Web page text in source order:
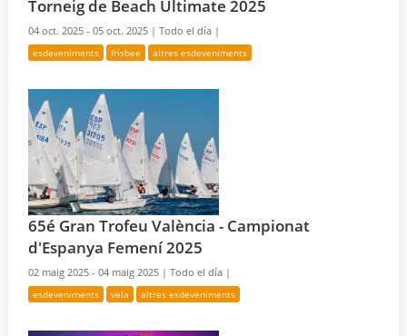
Torneig de Beach Ultimate 2025
04 oct. 2025 - 05 oct. 2025 |Todo el día |
esdeveniments frisbee altres esdeveniments
65é Gran Trofeu València - Campionat
d'Espanya Femení 2025
02 maig 2025 - 04 maig 2025 |Todo el día |
esdeveniments vela altres esdeveniments